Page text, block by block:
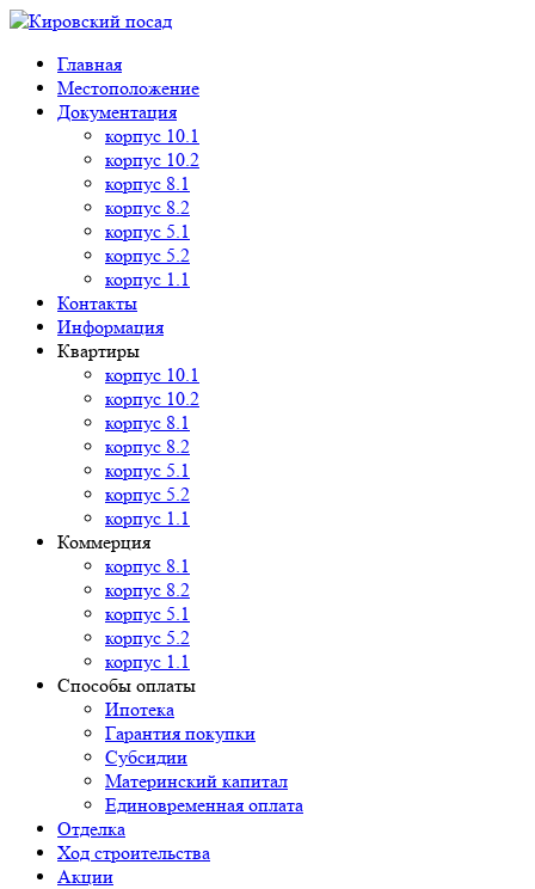
Главная
Местоположение
Документация
корпус 10.1
корпус 10.2
корпус 8.1
корпус 8.2
корпус 5.1
корпус 5.2
корпус 1.1
Контакты
Информация
Квартиры
корпус 10.1
корпус 10.2
корпус 8.1
корпус 8.2
корпус 5.1
корпус 5.2
корпус 1.1
Коммерция
корпус 8.1
корпус 8.2
корпус 5.1
корпус 5.2
корпус 1.1
Способы оплаты
Ипотека
Гарантия покупки
Субсидии
Материнский капитал
Единовременная оплата
Отделка
Ход строительства
Акции